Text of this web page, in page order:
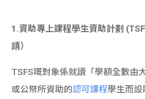
1.資助專上課程學生資助計劃
請）
TSFS嘅對象係就讀「學額全數由
或公帑所資助的認可課程學生而設